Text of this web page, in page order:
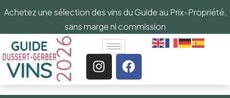
Achetez une sélection des vins du Guide au Prix-Propriété,
sans marge ni commission